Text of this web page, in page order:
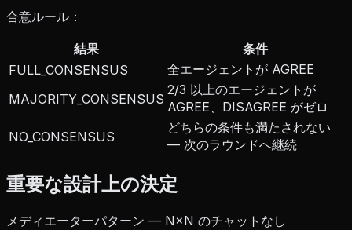
合意ルール：
結果
条件
FULL_CONSENSUS
全エージェントが AGREE
MAJORITY_CONSENSUS
2/3 以上のエージェントが
AGREE、DISAGREE がゼロ
NO_CONSENSUS
どちらの条件も満たされない
— 次のラウンドへ継続
重要な設計上の決定
メディエーターパターン — N×N のチャットなし